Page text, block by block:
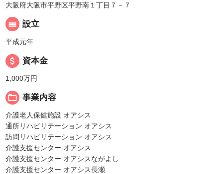
大阪府大阪市平野区平野南１丁目７－７
calendar_view_day 設立
平成元年
attach_money 資本金
1,000万円
folder_open 事業内容
介護老人保健施設 オアシス
通所リハビリテーション オアシス
訪問リハビリテーション オアシス
介護支援センター オアシス
介護支援センター オアシスながよし
介護支援センター オアシス長瀬